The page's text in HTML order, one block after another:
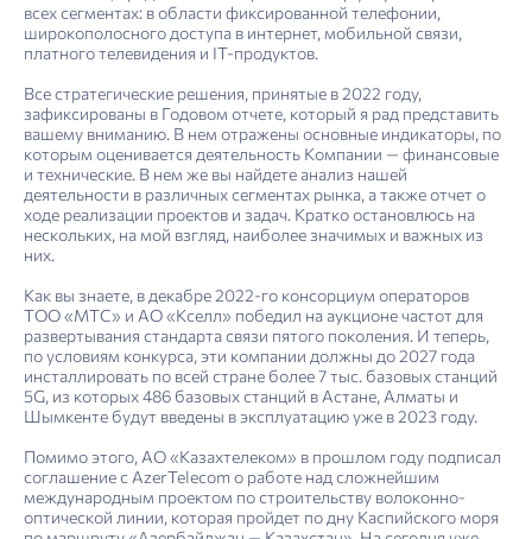
всех сегментах: в области фиксированной телефонии,
широкополосного доступа в интернет, мобильной связи,
платного телевидения и IT-продуктов.
Все стратегические решения, принятые в 2022 году,
зафиксированы в Годовом отчете, который я рад представить
вашему вниманию. В нем отражены основные индикаторы, по
которым оценивается деятельность Компании — финансовые
и технические. В нем же вы найдете анализ нашей
деятельности в различных сегментах рынка, а также отчет о
ходе реализации проектов и задач. Кратко остановлюсь на
нескольких, на мой взгляд, наиболее значимых и важных из
них.
Как вы знаете, в декабре 2022-го консорциум операторов
ТОО «МТС» и АО «Кселл» победил на аукционе частот для
развертывания стандарта связи пятого поколения. И теперь,
по условиям конкурса, эти компании должны до 2027 года
инсталлировать по всей стране более 7 тыс. базовых станций
5G, из которых 486 базовых станций в Астане, Алматы и
Шымкенте будут введены в эксплуатацию уже в 2023 году.
Помимо этого, АО «Казахтелеком» в прошлом году подписал
соглашение с AzerTelecom о работе над сложнейшим
международным проектом по строительству волоконно-
оптической линии, которая пройдет по дну ­Каспийского моря